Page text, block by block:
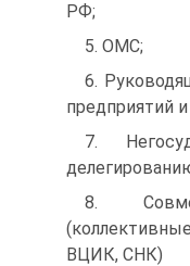
РФ;
5. ОМС;
6.
предприятий
7.
8.
ВЦИК, СНК)